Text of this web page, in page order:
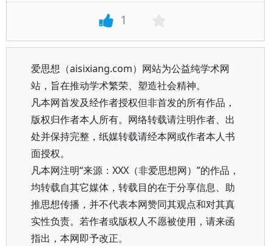
1
爱思想（aisixiang.com）网站为公益纯学术网
站，旨在推动学术繁荣、塑造社会精神。
凡本网首发及经作者授权但非首发的所有作品，
版权归作者本人所有。网络转载请注明作者、出
处并保持完整，纸媒转载请经本网或作者本人书
面授权。
凡本网注明“来源：XXX（非爱思想网）”的作品，
均转载自其它媒体，转载目的在于分享信息、助
推思想传播，并不代表本网赞同其观点和对其真
实性负责。若作者或版权人不愿被使用，请来函
指出，本网即予改正。